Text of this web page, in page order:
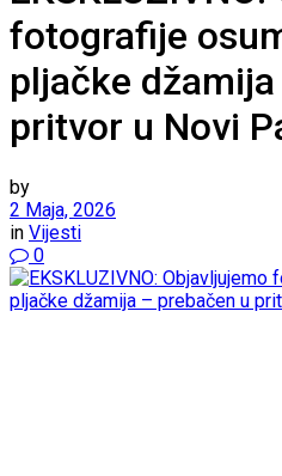
fotografije
pljačke
pritvor u Novi
by
2 Maja, 2026
in Vijesti
0